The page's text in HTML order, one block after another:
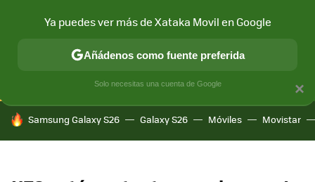
CONECTIVIDAD MÓVIL Y SOCIEDAD APLICACIONES
HOY SE HABLA DE
Samsung Galaxy S26 Galaxy S26 Móviles Movistar
×
Ya puedes ver más de Xataka Movil en Google
Añádenos como fuente preferida
Solo necesitas una cuenta de Google